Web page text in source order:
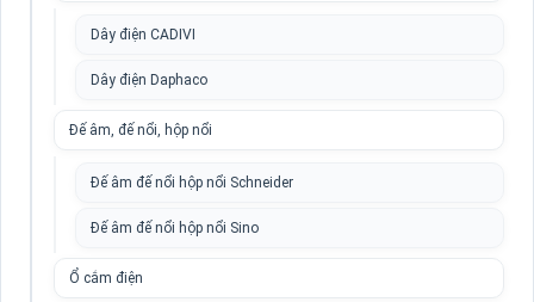
Dây điện CADIVI
Dây điện Daphaco
Đế âm, đế nổi, hộp nổi
Đế âm đế nổi hộp nổi Schneider
Đế âm đế nổi hộp nổi Sino
Ổ cắm điện